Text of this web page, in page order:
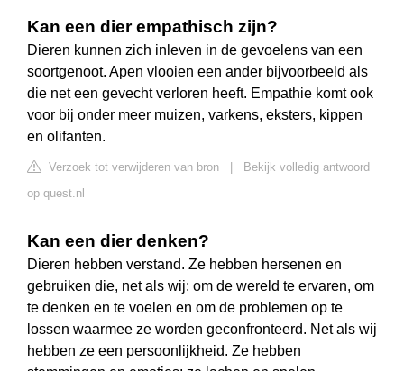
Kan een dier empathisch zijn?
Dieren kunnen zich inleven in de gevoelens van een
soortgenoot. Apen vlooien een ander bijvoorbeeld als
die net een gevecht verloren heeft. Empathie komt ook
voor bij onder meer muizen, varkens, eksters, kippen
en olifanten.
Verzoek tot verwijderen van bron
Bekijk volledig antwoord
op quest.nl
Kan een dier denken?
Dieren hebben verstand. Ze hebben hersenen en
gebruiken die, net als wij: om de wereld te ervaren, om
te denken en te voelen en om de problemen op te
lossen waarmee ze worden geconfronteerd. Net als wij
hebben ze een persoonlijkheid. Ze hebben